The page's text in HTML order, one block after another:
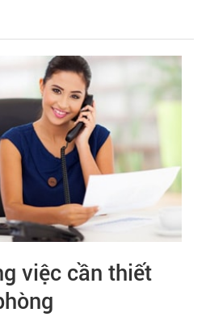
việc cần thiết